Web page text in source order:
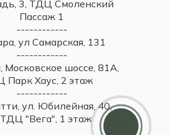
3, ТДЦ Смоленский
Пассаж 1
------------
ул Самарская, 131
------------
Московское шоссе, 81А,
Парк Хаус, 2 этаж
------------
ул. Юбилейная, 40,
"Вега", 1 этаж